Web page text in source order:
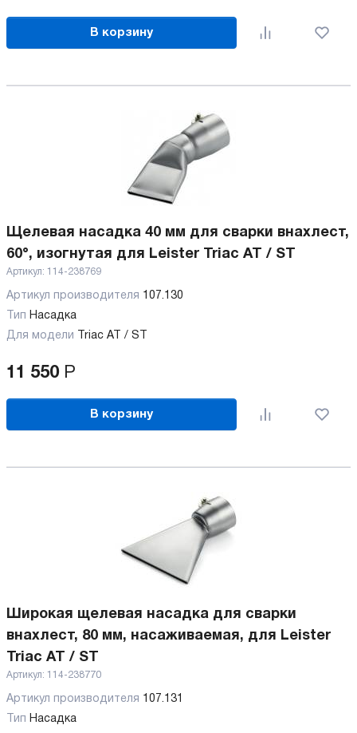
В корзину
Щелевая насадка 40 мм для сварки внахлест,
60°, изогнутая для Leister Triac AT / ST
Артикул: 114-238769
Артикул производителя 107.130
Тип Насадка
Для модели
Triac AT / ST
11 550 Р
В корзину
Широкая щелевая насадка для сварки
внахлест, 80 мм, насаживаемая, для Leister
Triac AT / ST
Артикул: 114-238770
Артикул производителя 107.131
Тип Насадка